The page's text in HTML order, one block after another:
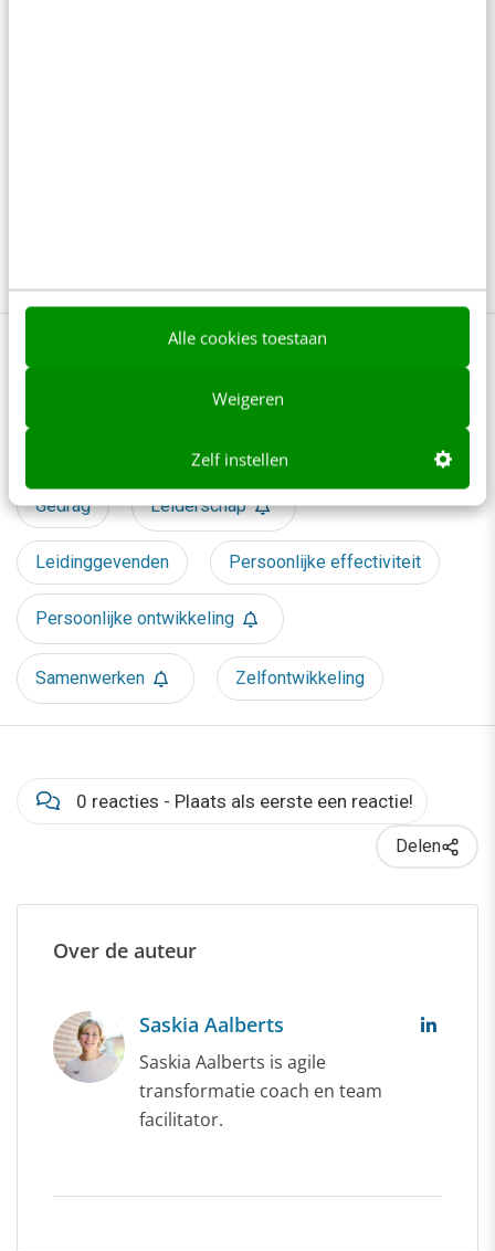
Alle cookies toestaan
Weigeren
Zelf instellen
Bekijk deze topics of volg ze via een
Gedrag Leiderschap
Leidinggevenden Persoonlijke effectiviteit
Persoonlijke ontwikkeling
Samenwerken Zelfontwikkeling
0 reacties - Plaats als eerste een reactie!
Delen
Over de auteur
Saskia Aalberts
Saskia Aalberts is agile
transformatie coach en team
facilitator.